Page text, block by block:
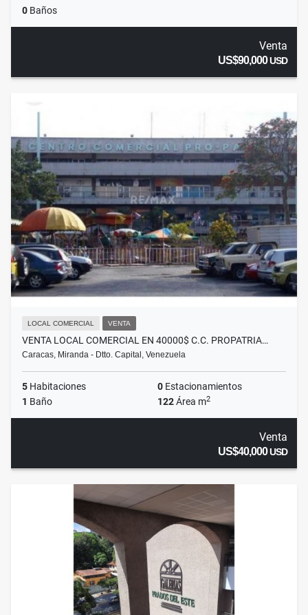
0 Baños
Venta
US$90,000USD
LOCAL COMERCIAL VENTA
VENTA LOCAL COMERCIAL EN 40000$ C.C. PROPATRIA…
Caracas, Miranda - Dtto. Capital, Venezuela
5 Habitaciones 0 Estacionamientos
1 Baño 122Área m2
Venta
US$40,000USD